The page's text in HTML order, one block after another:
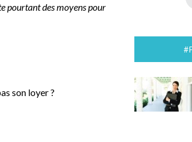
pourtant des moyens pour
son loyer ?